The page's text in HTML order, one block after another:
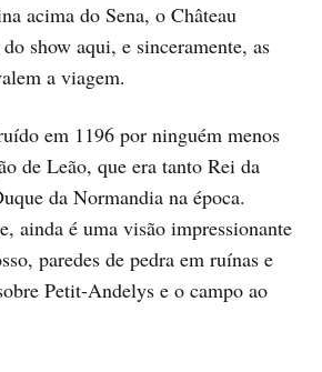
acima do Sena, o Château
show aqui, e sinceramente, as
a viagem.
em 1196 por ninguém menos
de Leão, que era tanto Rei da
da Normandia na época.
ainda é uma visão impressionante
paredes de pedra em ruínas e
Petit-Andelys e o campo ao